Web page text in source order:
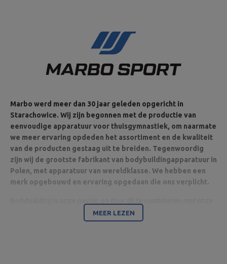
Marbo werd meer dan 30 jaar geleden opgericht in
Starachowice. Wij zijn begonnen met de productie van
eenvoudige apparatuur voor thuisgymnastiek, om naarmate
we meer ervaring opdeden het assortiment en de kwaliteit
van de producten gestaag uit te breiden. Tegenwoordig
zijn wij de grootste fabrikant van bodybuildingapparatuur in
Polen, met apparatuur van wereldklasse. We hebben een
merk opgebouwd en ervaring opgedaan die ons verplicht.
ultramoderne machines zijn wij in staat apparatuur van de
hoogste kwaliteit te leveren, gemaakt met aandacht voor detail
MEER LEZEN